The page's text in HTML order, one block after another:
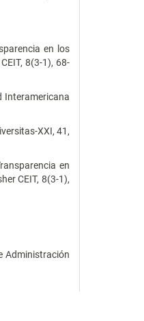
en los
8(3-1), 68-
Interamericana
XXI, 41,
en
CEIT, 8(3-1),
Administración